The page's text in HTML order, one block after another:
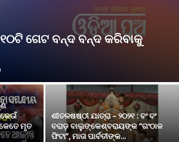
ଗେଟ ବନ୍ଦ ବନ୍ଦ କରିବାକୁ
କେଉଁ
ମୃତ
ଶୀତଳଷଷ୍ଠୀ ଯାତ୍ରା – ୨୦୨୧ : ବଂ ବଂ
ବରାଡ଼ ବାଲୁଙ୍କେଶ୍ବରାୟଙ୍କ “ଗଂଠାଳ
ଫିଟା”, ମାତା ପାର୍ବତୀଙ୍କ...